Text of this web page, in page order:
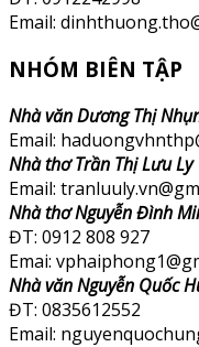
Email:
NHÓM BIÊN TẬP
Nhà văn Dương Thị
Email:
Nhà thơ Trần Thị Lưu Ly
Email:
Nhà thơ Nguyễn Đình
ĐT: 0912 808 927
Emai:
Nhà văn Nguyễn Quốc
ĐT: 0835612552
Email: